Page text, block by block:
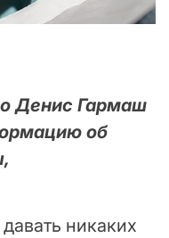
Денис Гармаш
об
никаких